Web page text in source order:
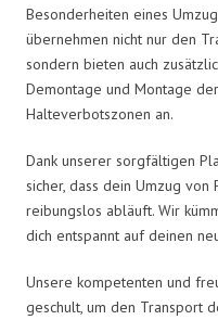
Besonderheiten eines
übernehmen nicht nur den
sondern bieten auch
Demontage und Montage
Halteverbotszonen an.
Dank unserer sorgfältigen
sicher, dass dein Umzug von
reibungslos abläuft. Wir
dich entspannt auf deinen
Unsere kompetenten und
geschult, um den Transport